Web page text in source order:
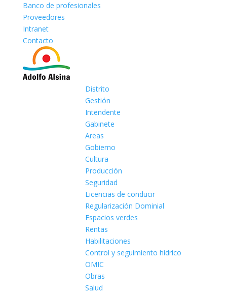
Banco de profesionales
Proveedores
Intranet
Contacto
Distrito
Gestión
Intendente
Gabinete
Areas
Gobierno
Cultura
Producción
Seguridad
Licencias de conducir
Regularización Dominial
Espacios verdes
Rentas
Habilitaciones
Control y seguimiento hídrico
OMIC
Obras
Salud